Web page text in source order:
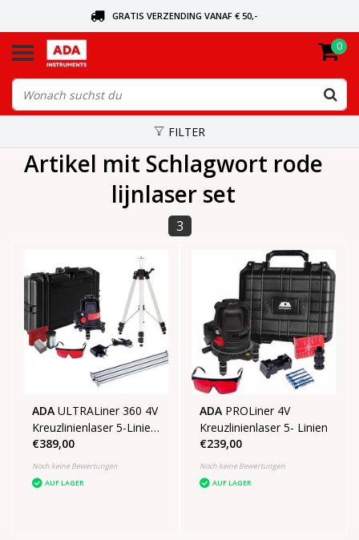
GRATIS VERZENDING VANAF € 50,-
VANDAAG BESTELD, VANDAAG VERZONDEN
0
FILTER
Artikel mit Schlagwort rode
lijnlaser set
3
ADA ULTRALiner 360 4V
Kreuzlinienlaser 5-Linien
SET
€389,00
Noch keine Bewertungen
AUF LAGER
ADA PROLiner 4V
Kreuzlinienlaser 5- Linien
€239,00
Noch keine Bewertungen
AUF LAGER